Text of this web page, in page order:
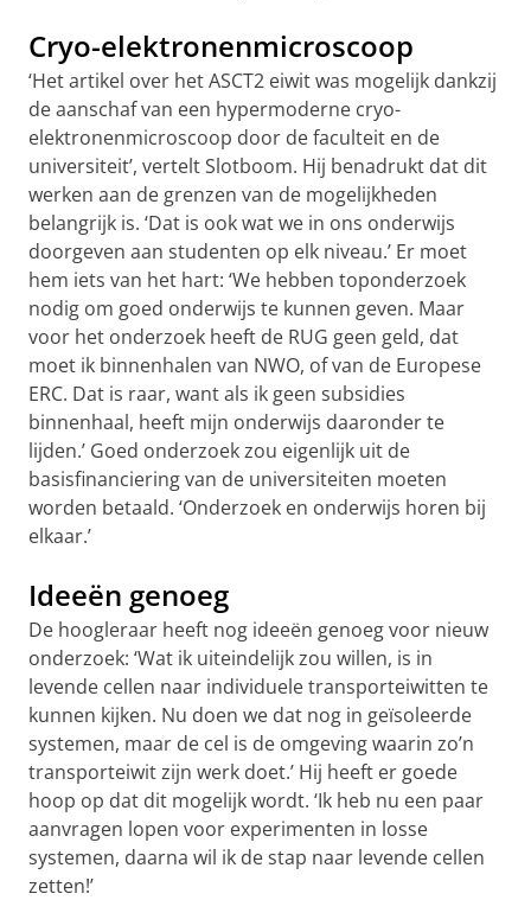
Cryo-elektronenmicroscoop
‘Het artikel over het ASCT2 eiwit was mogelijk dankzij
de aanschaf van een hypermoderne cryo-
elektronenmicroscoop door de faculteit en de
universiteit’, vertelt Slotboom. Hij benadrukt dat dit
werken aan de grenzen van de mogelijkheden
belangrijk is. ‘Dat is ook wat we in ons onderwijs
doorgeven aan studenten op elk niveau.’ Er moet
hem iets van het hart: ‘We hebben toponderzoek
nodig om goed onderwijs te kunnen geven. Maar
voor het onderzoek heeft de RUG geen geld, dat
moet ik binnenhalen van NWO, of van de Europese
ERC. Dat is raar, want als ik geen subsidies
binnenhaal, heeft mijn onderwijs daaronder te
lijden.’ Goed onderzoek zou eigenlijk uit de
basisfinanciering van de universiteiten moeten
worden betaald. ‘Onderzoek en onderwijs horen bij
elkaar.’
Ideeën genoeg
De hoogleraar heeft nog ideeën genoeg voor nieuw
onderzoek: ‘Wat ik uiteindelijk zou willen, is in
levende cellen naar individuele transporteiwitten te
kunnen kijken. Nu doen we dat nog in geïsoleerde
systemen, maar de cel is de omgeving waarin zo’n
transporteiwit zijn werk doet.’ Hij heeft er goede
hoop op dat dit mogelijk wordt. ‘Ik heb nu een paar
aanvragen lopen voor experimenten in losse
systemen, daarna wil ik de stap naar levende cellen
zetten!’